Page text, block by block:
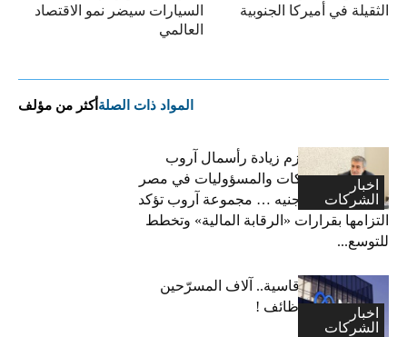
السيارات سيضر نمو الاقتصاد
العالمي
الثقيلة في أميركا الجنوبية
المواد ذات الصلة أكثر من مؤلف
اخبار
الشركات
فاتح بكداش:نعتزم زيادة رأسمال آروب
لتأمينات الممتلكات والمسؤوليات في مصر
إلى 600 مليون جنيه … مجموعة آروب تؤكد
التزامها بقرارات «الرقابة المالية» وتخطط
للتوسع...
اخبار
الشركات
“ميتا”: قرارات قاسية.. آلاف المسرّحين
وتجميد آلاف الوظائف !